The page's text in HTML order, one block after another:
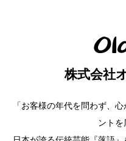
株式会社
「お客様の年代を問わず、
ントを